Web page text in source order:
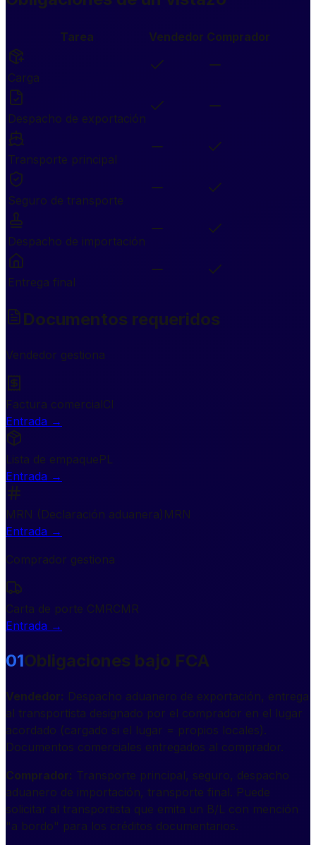
Tarea Vendedor Comprador
Carga
Despacho de exportación
Transporte principal
Seguro de transporte
Despacho de importación
Entrega final
Documentos requeridos
Vendedor gestiona
Factura comercialCI
Entrada →
Lista de empaquePL
Entrada →
MRN (Declaración aduanera) MRN
Entrada →
Comprador gestiona
Carta de porte CMRCMR
Entrada →
01Obligaciones bajo FCA
Vendedor: Despacho aduanero de exportación, entrega
al transportista designado por el comprador en el lugar
acordado (cargado si el lugar = propios locales).
Documentos comerciales entregados al comprador.
Comprador: Transporte principal, seguro, despacho
aduanero de importación, transporte final. Puede
solicitar al transportista que emita un B/L con mención
"a bordo" para los créditos documentarios.